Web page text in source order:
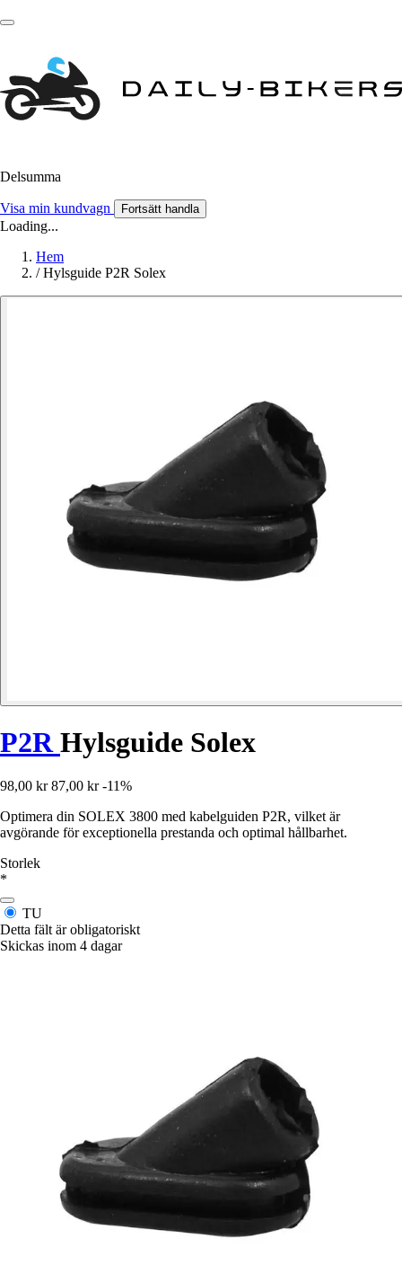
Delsumma
Visa min kundvagn Fortsätt handla
Loading...
Hem
/ Hylsguide P2R Solex
P2R Hylsguide Solex
98,00 kr 87,00 kr -11%
Optimera din SOLEX 3800 med kabelguiden P2R, vilket är
avgörande för exceptionella prestanda och optimal hållbarhet.
Storlek
*
TU
Detta fält är obligatoriskt
Skickas inom 4 dagar